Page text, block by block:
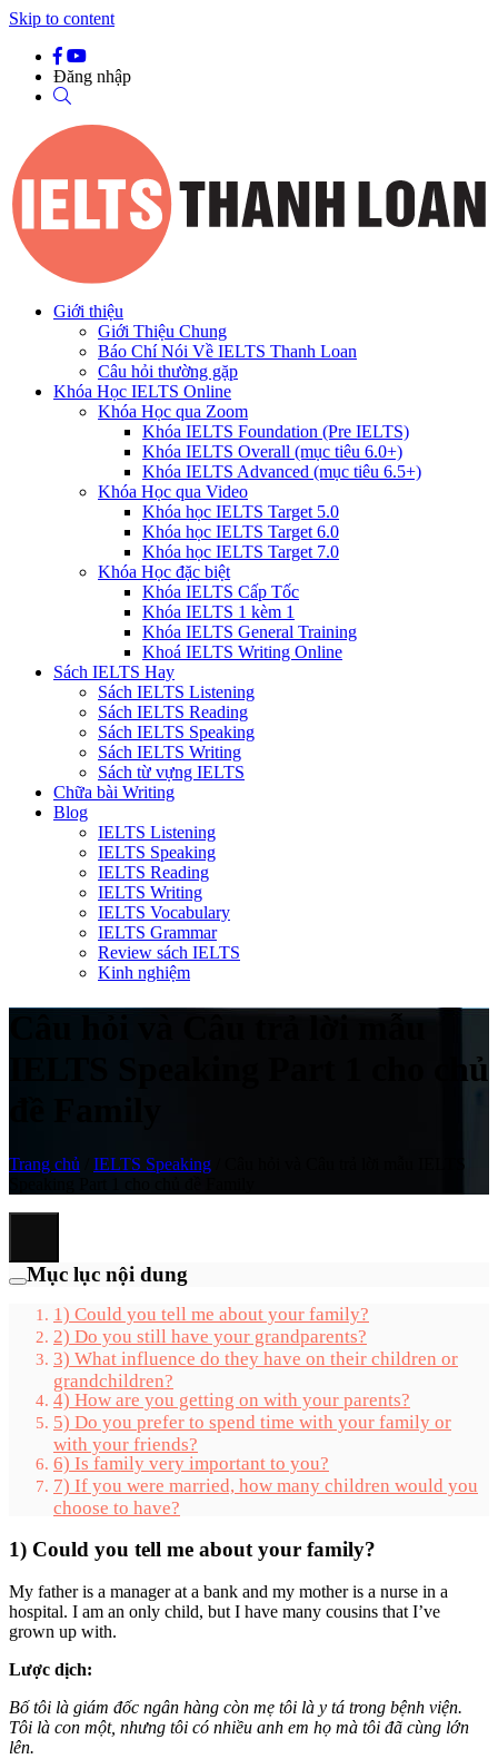
Skip to content
Đăng nhập
Giới thiệu
Giới Thiệu Chung
Báo Chí Nói Về IELTS Thanh Loan
Câu hỏi thường gặp
Khóa Học IELTS Online
Khóa Học qua Zoom
Khóa IELTS Foundation (Pre IELTS)
Khóa IELTS Overall (mục tiêu 6.0+)
Khóa IELTS Advanced (mục tiêu 6.5+)
Khóa Học qua Video
Khóa học IELTS Target 5.0
Khóa học IELTS Target 6.0
Khóa học IELTS Target 7.0
Khóa Học đặc biệt
Khóa IELTS Cấp Tốc
Khóa IELTS 1 kèm 1
Khóa IELTS General Training
Khoá IELTS Writing Online
Sách IELTS Hay
Sách IELTS Listening
Sách IELTS Reading
Sách IELTS Speaking
Sách IELTS Writing
Sách từ vựng IELTS
Chữa bài Writing
Blog
IELTS Listening
IELTS Speaking
IELTS Reading
IELTS Writing
IELTS Vocabulary
IELTS Grammar
Review sách IELTS
Kinh nghiệm
Câu hỏi và Câu trả lời mẫu
IELTS Speaking Part 1 cho chủ
Trang chủ IELTS Speaking
Mục lục nội dung
1) Could you tell me about your family?
2) Do you still have your grandparents?
3) What influence do they have on their children or
grandchildren?
4) How are you getting on with your parents?
5) Do you prefer to spend time with your family or
with your friends?
6) Is family very important to you?
7) If you were married, how many children would you
choose to have?
1) Could you tell me about your family?
My father is a manager at a bank and my mother is a nurse in a
hospital. I am an only child, but I have many cousins that I’ve
grown up with.
Lược dịch:
Bố tôi là giám đốc ngân hàng còn mẹ tôi là y tá trong bệnh viện.
Tôi là con một, nhưng tôi có nhiều anh em họ mà tôi đã cùng lớn
lên.